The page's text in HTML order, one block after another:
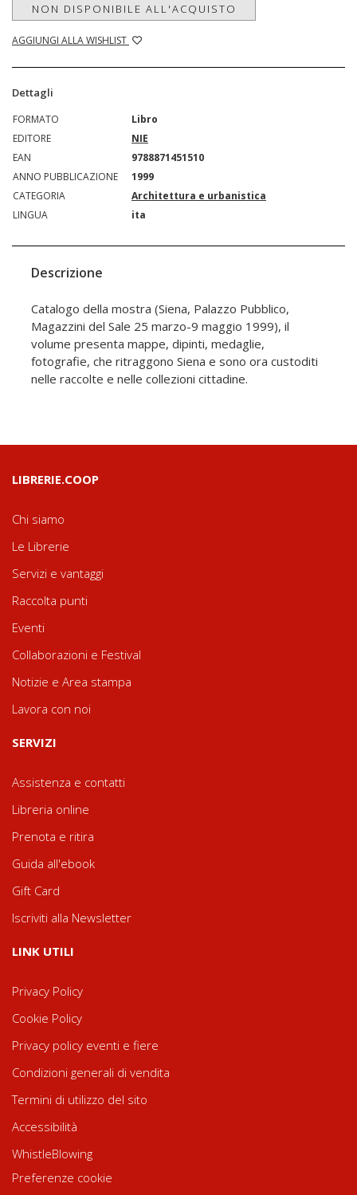
NON DISPONIBILE ALL'ACQUISTO
AGGIUNGI ALLA WISHLIST
Dettagli
FORMATO
Libro
EDITORE
NIE
EAN
9788871451510
ANNO PUBBLICAZIONE
1999
CATEGORIA
Architettura e urbanistica
LINGUA
ita
Descrizione
Catalogo della mostra (Siena, Palazzo Pubblico,
Magazzini del Sale 25 marzo-9 maggio 1999), il
volume presenta mappe, dipinti, medaglie,
fotografie, che ritraggono Siena e sono ora custoditi
nelle raccolte e nelle collezioni cittadine.
LIBRERIE.COOP
Chi siamo
Le Librerie
Servizi e vantaggi
Raccolta punti
Eventi
Collaborazioni e Festival
Notizie e Area stampa
Lavora con noi
SERVIZI
Assistenza e contatti
Libreria online
Prenota e ritira
Guida all'ebook
Gift Card
Iscriviti alla Newsletter
LINK UTILI
Privacy Policy
Cookie Policy
Privacy policy eventi e fiere
Condizioni generali di vendita
Termini di utilizzo del sito
Accessibilità
WhistleBlowing
Preferenze cookie